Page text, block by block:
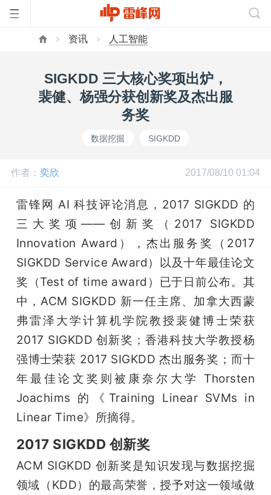
页
网
课
活
动
中
GAIR
资讯 人工智能
SIGKDD 三大核心奖项出炉，
裴健、杨强分获创新奖及杰出服
务奖
数据挖掘 SIGKDD
作者： 奕欣 2017/08/10 01:04
雷锋网 AI 科技评论消息，2017 SIGKDD 的
三大奖项——创新奖（2017 SIGKDD
Innovation Award），杰出服务奖（2017
SIGKDD Service Award）以及十年最佳论文
奖（Test of time award）已于日前公布。其
中，ACM SIGKDD 新一任主席、加拿大西蒙
弗雷泽大学计算机学院教授裴健博士荣获
2017 SIGKDD 创新奖；香港科技大学教授杨
强博士荣获 2017 SIGKDD 杰出服务奖；而十
年最佳论文奖则被康奈尔大学 Thorsten
Joachims 的《Training Linear SVMs in
Linear Time》所摘得。
2017 SIGKDD 创新奖
ACM SIGKDD 创新奖是知识发现与数据挖掘
领域（KDD）的最高荣誉，授予对这一领域做